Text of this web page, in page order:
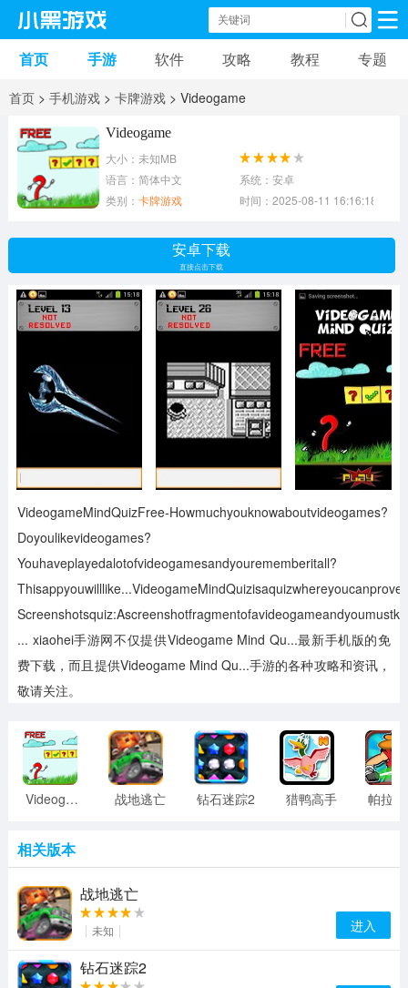
手机游戏 手机软件
安卓游戏
益智游戏 音乐游戏 传奇游戏
模拟游戏
策略游戏 文字游戏 角色扮演
首页 手游 软件 攻略 教程 专题
首页 > 手机游戏 > 卡牌游戏 > Videogame
Videogame
大小：未知MB
语言：简体中文
系统：安卓
类别： 卡牌游戏 时间：2025-08-11 16:16:18
安卓下载
直接点击下载
VideogameMindQuizFree-Howmuchyouknowaboutvideogames?
Doyoulikevideogames?
Youhaveplayedalotofvideogamesandyourememberitall?
... xiaohei手游网不仅提供Videogame Mind Qu...最新手机版的免
费下载，而且提供Videogame Mind Qu...手游的各种攻略和资讯，
敬请关注。
Videogame 战地逃亡 钻石迷踪2 猎鸭高手
相关版本
战地逃亡
未知 进入
钻石迷踪2